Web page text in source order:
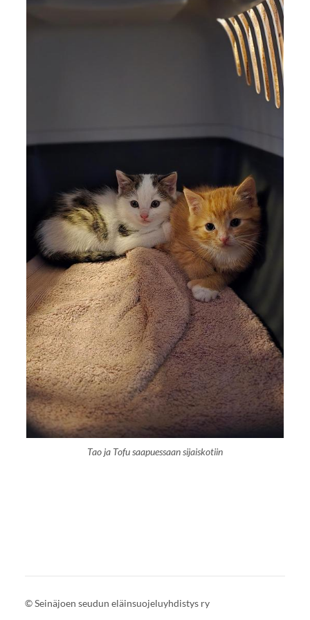
Tao ja Tofu saapuessaan sijaiskotiin
©Seinäjoen seudun eläinsuojeluyhdistys ry